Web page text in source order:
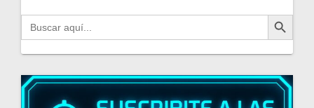
Buscar: Botón de búsqueda